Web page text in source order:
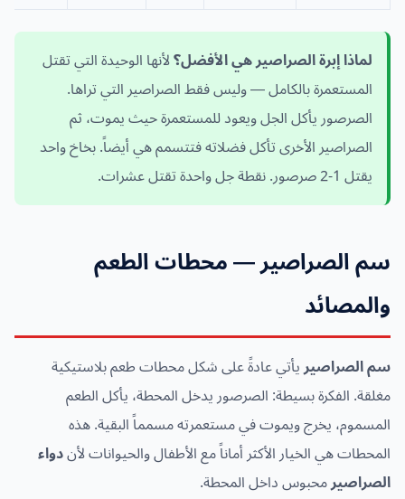
لماذاإبرة الصراصيرهي الأفضل؟لأنها الوحيدة التي تقتل
المستعمرة بالكامل — وليس فقط الصراصير التي تراها.
الصرصور يأكل الجل ويعود للمستعمرة حيث يموت، ثم
الصراصير الأخرى تأكل فضلاته فتتسمم هي أيضاً. بخاخ واحد
يقتل 1-2 صرصور. نقطة جل واحدة تقتل عشرات.
سم الصراصير — محطات الطعم
والمصائد
سم الصراصيريأتي عادةً على شكل محطات طعم بلاستيكية
مغلقة. الفكرة بسيطة: الصرصور يدخل المحطة، يأكل الطعم
المسموم، يخرج ويموت في مستعمرته مسمماً البقية. هذه
المحطات هي الخيار الأكثر أماناً مع الأطفال والحيوانات لأندواء
الصراصيرمحبوس داخل المحطة.